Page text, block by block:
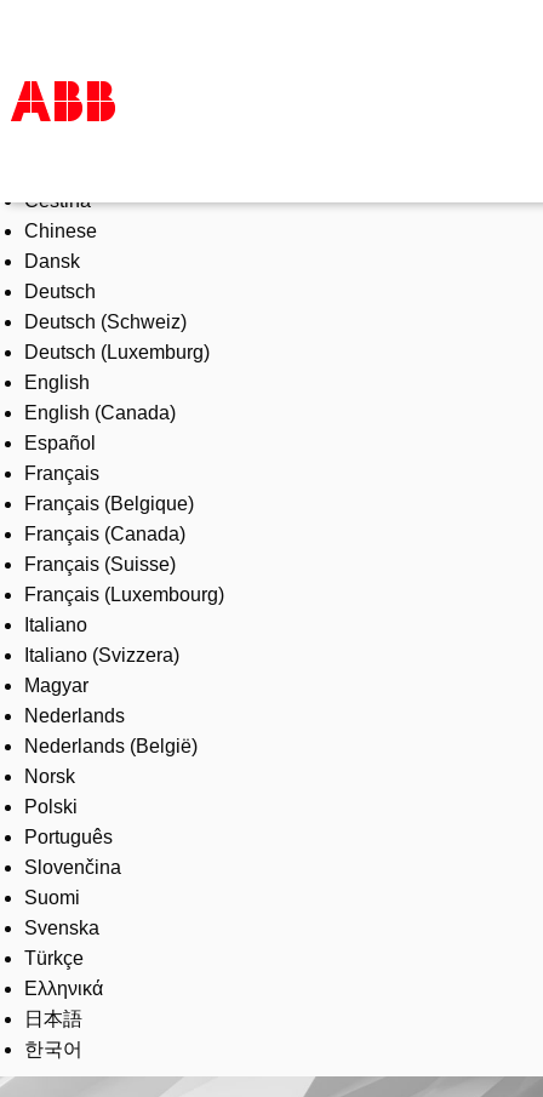
Products & Solutions
Industries
Services
About us
Where to buy
Contact us
Careers
Čeština
Chinese
Dansk
Deutsch
Deutsch (Schweiz)
Deutsch (Luxemburg)
English
English (Canada)
Español
Français
Français (Belgique)
Français (Canada)
Français (Suisse)
Français (Luxembourg)
Italiano
Italiano (Svizzera)
Magyar
Nederlands
Nederlands (België)
Norsk
Polski
Português
Slovenčina
Suomi
Svenska
Türkçe
Ελληνικά
日本語
한국어